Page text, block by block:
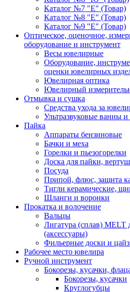
Каталог №7 "Е" (Товар)
Каталог №8 "Е" (Товар)
Каталог №9 "Е" (Товар)
Оптическое, оценочное,
оборудование и инструмент
Весы ювелирные
Оборудование,
оценки ювелирных
Ювелирная оптика
Ювелирный
Отмывка и сушка
Средства ухода за
Ультразвуковые ванны
Пайка
Аппараты бензиновые
Бачки и меха
Горелки и пьезогорелки
Доска для пайки,
Посуда
Припой, флюс, защита
Тигли керамические,
Шланги и воронки
Прокатка и волочение
Вальцы
Лигатура (сплав) MELT
(аксессуары)
Фильерные доски и
Рабочее место ювелира
Ручной инструмент
Бокорезы, кусачки,
Бокорезы, кусачки
Круглогубцы